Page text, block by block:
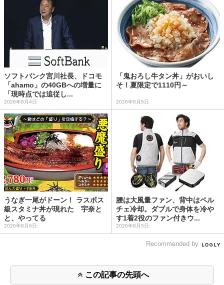
ソフトバンク宮川社長、ドコモ
「ahamo」の40GBへの増量に
「現時点では追従し...
2026年8月4日
「鬼おろし牛タン丼」がおいし
そ！夏限定で1110円～
2026年8月5日
うなぎ一尾がドーン！ ラスボス
級スタミナ丼が現れた 宇奈と
と、やってる
2026年8月6日
腰は大風量ファン、背中はペル
チェ冷却。ダブルで身体を冷や
す1着2役のファン付きウ...
2026年8月5日
Recommended by
この記事の先頭へ